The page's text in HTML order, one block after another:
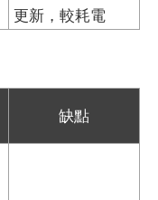
更新，較耗電
缺點